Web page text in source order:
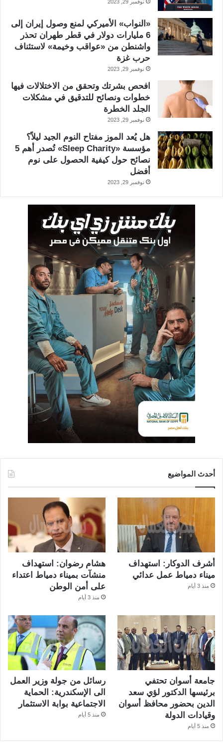
نوفمبر 29, 2023
«النواب» الأميركي لمنع وصول إيران إلى
6 مليارات دولار في قطر طهران تحذر
واشنطن من «عواقب وخيمة» لاستئناف
حرب غزة
نوفمبر 29, 2023
افحص بشرتك وتحقق من الاختلالات فيها
خطوات ونصائح للتدقيق في مشكلات
الجلد الخطرة
نوفمبر 29, 2023
هل يُعد الموز مفتاح النوم الجيد ليلاً؟
مؤسسة «Sleep Charity» تُصدر أهم 5
نصائح حول كيفية الحصول على نوم
أفضل
نوفمبر 29, 2023
أحدث المواضيع
أشرف الدوكار: استهداف
ميناء دمياط عمل عدائي
منذ 3 أيام
هشام رضوان: استهداف
منشآت بميناء دمياط اعتداء
على أمن الوطن
منذ 3 أيام
جامعة أسوان تحتفي
برئيسها الدكتور لؤي سعد
الدين بحضور محافظ أسوان
وقيادات الدولة
منذ 5 أيام
رسائل من جولة وزير العمل
الى الإسكندرية: الحماية
الاجتماعية بوابة الاستثمار
منذ 5 أيام